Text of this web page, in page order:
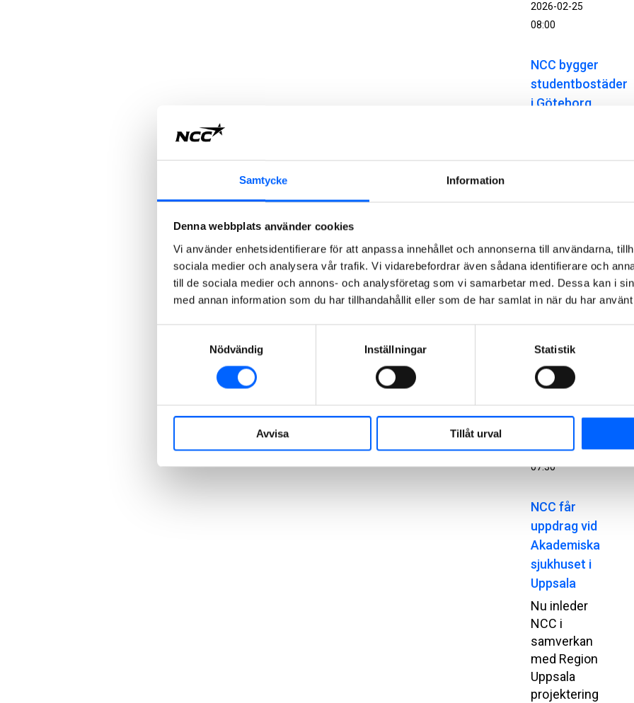
Samtycke Information
Denna webbplats använder cookies
Vi använder enhetsidentifierare för att anpassa innehållet och annonserna till användarna,
sociala medier och analysera vår trafik. Vi vidarebefordrar även sådana identifierare och
till de sociala medier och annons- och analysföretag som vi samarbetar med. Dessa kan i
med annan information som du har tillhandahållit eller som de har samlat in när du har
Nödvändig
Inställningar Statistik
Avvisa Tillåt urval
2026-02-25
08:00
NCC bygger
studentbostäder
i Göteborg
Chalmers
forskarbostäder
som ger nära
500
studenter en
anslutning till
Chalmers
Tekniska
Högskola i
2026-02-24
07:30
NCC får
uppdrag vid
Akademiska
sjukhuset i
Uppsala
Nu inleder
NCC i
samverkan
med Region
Uppsala
projektering